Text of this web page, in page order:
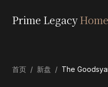
Prime Legacy
服务
首页 / 新盘 / The